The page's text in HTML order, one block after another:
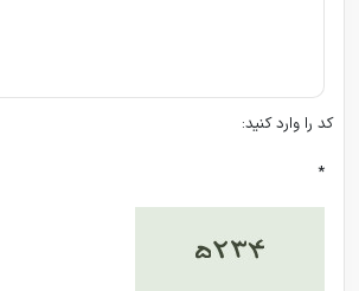
کد را وارد کنید:
*